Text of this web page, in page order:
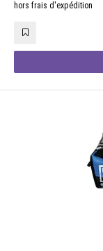
hors frais d'expédition